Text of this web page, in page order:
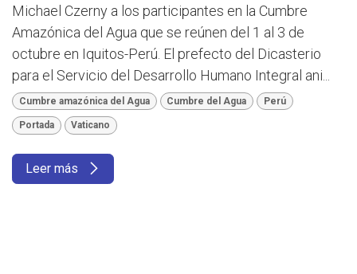
Michael Czerny a los participantes en la Cumbre
Amazónica del Agua que se reúnen del 1 al 3 de
octubre en Iquitos-Perú. El prefecto del Dicasterio
para el Servicio del Desarrollo Humano Integral ani...
Cumbre amazónica del Agua Cumbre del Agua Perú
Portada Vaticano
Leer más